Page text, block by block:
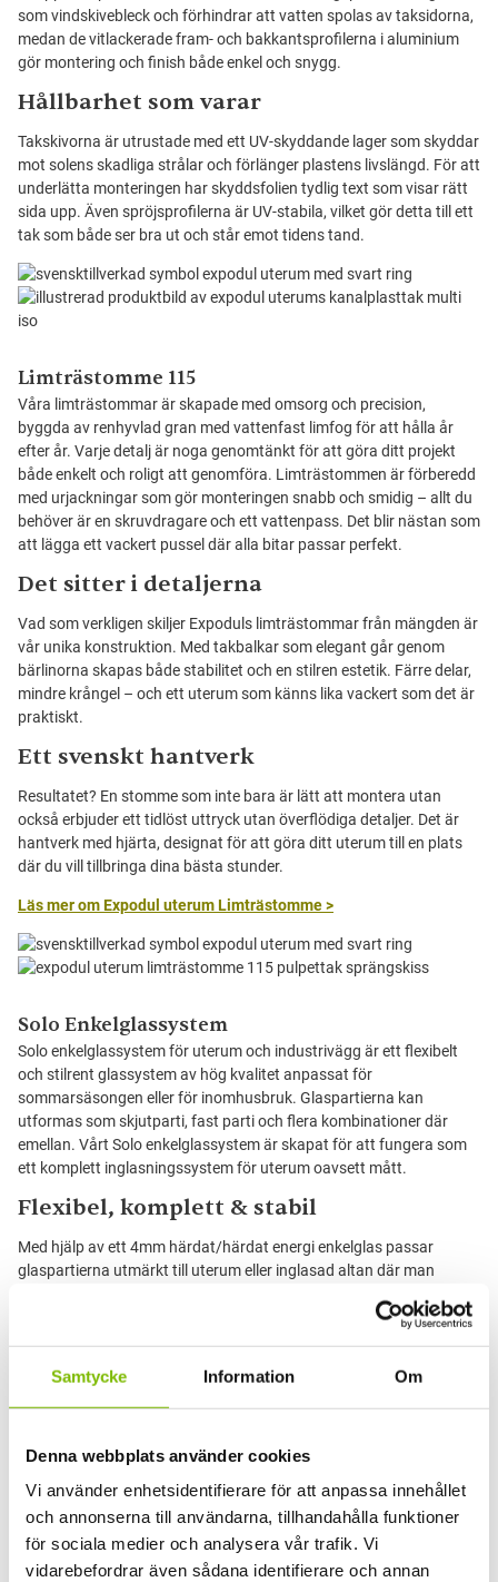
Samtycke Information Om
Denna webbplats använder cookies
Vi använder enhetsidentifierare för att anpassa innehållet
och annonserna till användarna, tillhandahålla funktioner
för sociala medier och analysera vår trafik. Vi
vidarebefordrar även sådana identifierare och annan
som vindskivebleck och förhindrar att vatten spolas av taksidorna,
medan de vitlackerade fram- och bakkantsprofilerna i aluminium
gör montering och finish både enkel och snygg.
Hållbarhet som varar
Takskivorna är utrustade med ett UV-skyddande lager som skyddar
mot solens skadliga strålar och förlänger plastens livslängd. För att
underlätta monteringen har skyddsfolien tydlig text som visar rätt
sida upp. Även spröjsprofilerna är UV-stabila, vilket gör detta till ett
tak som både ser bra ut och står emot tidens tand.
Limträstomme 115
Våra limträstommar är skapade med omsorg och precision,
byggda av renhyvlad gran med vattenfast limfog för att hålla år
efter år. Varje detalj är noga genomtänkt för att göra ditt projekt
både enkelt och roligt att genomföra. Limträstommen är förberedd
med urjackningar som gör monteringen snabb och smidig – allt du
behöver är en skruvdragare och ett vattenpass. Det blir nästan som
att lägga ett vackert pussel där alla bitar passar perfekt.
Det sitter i detaljerna
Vad som verkligen skiljer Expoduls limträstommar från mängden är
vår unika konstruktion. Med takbalkar som elegant går genom
bärlinorna skapas både stabilitet och en stilren estetik. Färre delar,
mindre krångel – och ett uterum som känns lika vackert som det är
praktiskt.
Ett svenskt hantverk
Resultatet? En stomme som inte bara är lätt att montera utan
också erbjuder ett tidlöst uttryck utan överflödiga detaljer. Det är
hantverk med hjärta, designat för att göra ditt uterum till en plats
där du vill tillbringa dina bästa stunder.
Läs mer om Expodul uterum Limträstomme >
Solo Enkelglassystem
Solo enkelglassystem för uterum och industrivägg är ett flexibelt
och stilrent glassystem av hög kvalitet anpassat för
sommarsäsongen eller för inomhusbruk. Glaspartierna kan
utformas som skjutparti, fast parti och flera kombinationer där
emellan. Vårt Solo enkelglassystem är skapat för att fungera som
ett komplett inglasningssystem för uterum oavsett mått.
Flexibel, komplett & stabil
Med hjälp av ett 4mm härdat/härdat energi enkelglas passar
glaspartierna utmärkt till uterum eller inglasad altan där man
Solo enkelglassystem för sommar kan väljas i tre olika
kompromissa prismässigt.
Dokument
monteringsanvisning-fristaende-pulpet-2024-08-22
limtrastomme-produktblad-24-tryck.pdf